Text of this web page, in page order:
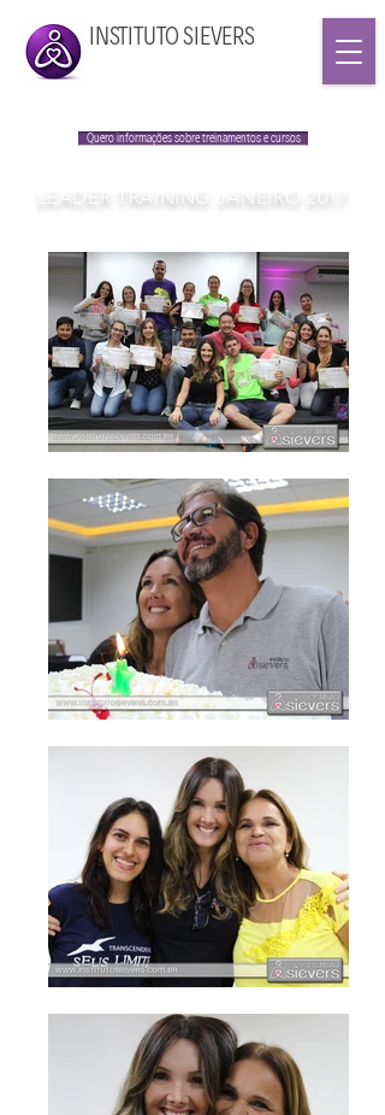
INSTITUTO SIEVERS
Quero informações sobre treinamentos e cursos
LEADER TRAINING JANEIRO 2017